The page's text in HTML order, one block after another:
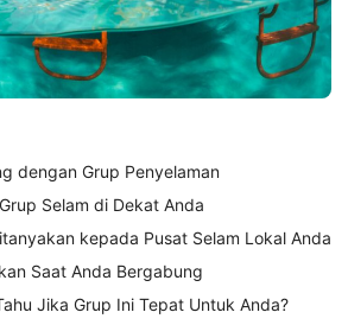
dengan Grup Penyelaman
Selam di Dekat Anda
kepada Pusat Selam Lokal Anda
Saat Anda Bergabung
Jika Grup Ini Tepat Untuk Anda?